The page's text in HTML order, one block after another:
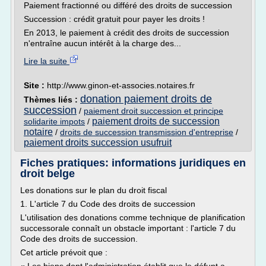
Paiement fractionné ou différé des droits de succession
Succession : crédit gratuit pour payer les droits !
En 2013, le paiement à crédit des droits de succession
n'entraîne aucun intérêt à la charge des...
Lire la suite
Site : http://www.ginon-et-associes.notaires.fr
Thèmes liés : donation paiement droits de
succession / paiement droit succession et principe
solidarite impots / paiement droits de succession
notaire / droits de succession transmission d'entreprise /
paiement droits succession usufruit
Fiches pratiques: informations juridiques en
droit belge
Les donations sur le plan du droit fiscal
1. L'article 7 du Code des droits de succession
L'utilisation des donations comme technique de planification
successorale connaît un obstacle important : l'article 7 du
Code des droits de succession.
Cet article prévoit que :